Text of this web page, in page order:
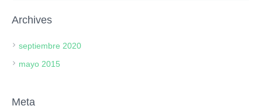
Archives
septiembre 2020
mayo 2015
Meta